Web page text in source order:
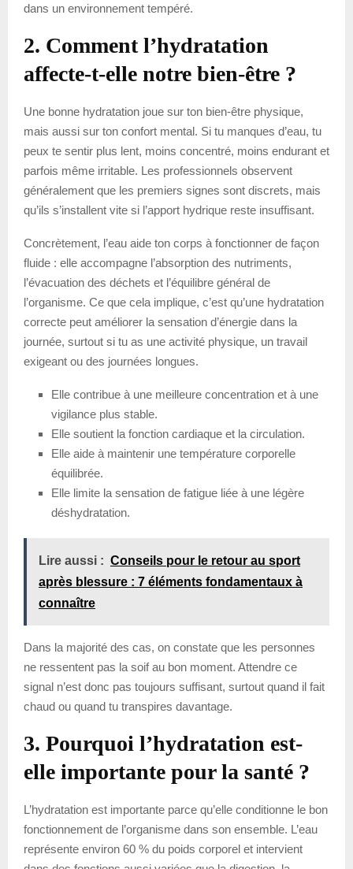
dans un environnement tempéré.
2. Comment l’hydratation
affecte-t-elle notre bien-être ?
Une bonne hydratation joue sur ton bien-être physique,
mais aussi sur ton confort mental. Si tu manques d’eau, tu
peux te sentir plus lent, moins concentré, moins endurant et
parfois même irritable. Les professionnels observent
généralement que les premiers signes sont discrets, mais
qu’ils s’installent vite si l’apport hydrique reste insuffisant.
Concrètement, l’eau aide ton corps à fonctionner de façon
fluide : elle accompagne l’absorption des nutriments,
l’évacuation des déchets et l’équilibre général de
l’organisme. Ce que cela implique, c’est qu’une hydratation
correcte peut améliorer la sensation d’énergie dans la
journée, surtout si tu as une activité physique, un travail
exigeant ou des journées longues.
Elle contribue à une meilleure concentration et à une
vigilance plus stable.
Elle soutient la fonction cardiaque et la circulation.
Elle aide à maintenir une température corporelle
équilibrée.
Elle limite la sensation de fatigue liée à une légère
déshydratation.
Lire aussi : Conseils pour le retour au sport
après blessure : 7 éléments fondamentaux à
connaître
Dans la majorité des cas, on constate que les personnes
ne ressentent pas la soif au bon moment. Attendre ce
signal n’est donc pas toujours suffisant, surtout quand il fait
chaud ou quand tu transpires davantage.
3. Pourquoi l’hydratation est-
elle importante pour la santé ?
L’hydratation est importante parce qu’elle conditionne le bon
fonctionnement de l’organisme dans son ensemble. L’eau
représente environ 60 % du poids corporel et intervient